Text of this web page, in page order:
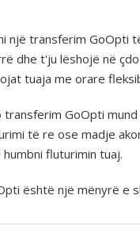
një transferim GoOpti
dhe t'ju lëshojë në
tuaja me orare
transferim GoOpti
të re ose madje
humbni fluturimin tuaj.
është një mënyrë e